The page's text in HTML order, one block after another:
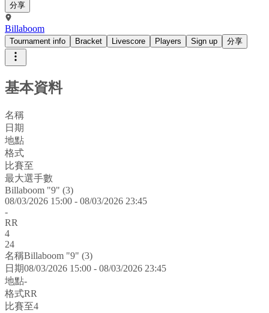
分享
Billaboom
Tournament info Bracket Livescore Players Sign up 分享
基本資料
名稱
日期
地點
格式
比賽至
最大選手數
Billaboom "9" (3)
08/03/2026 15:00 - 08/03/2026 23:45
-
RR
4
24
名稱Billaboom "9" (3)
日期08/03/2026 15:00 - 08/03/2026 23:45
地點-
格式RR
比賽至4